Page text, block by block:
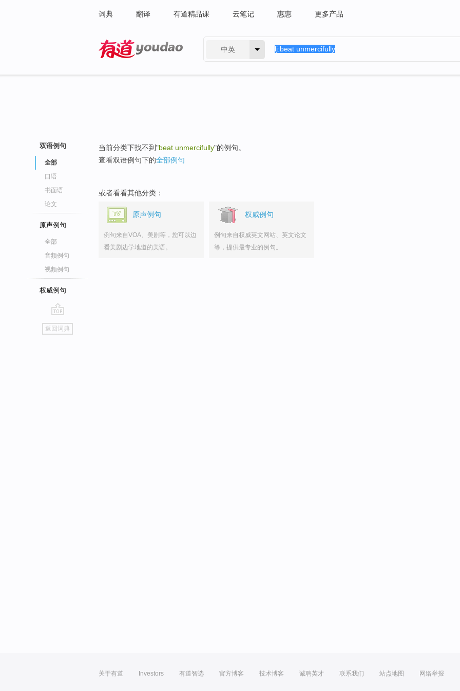
词典 翻译 有道精品课 云笔记 惠惠 更多产品
中英
双语例句
全部
口语
书面语
论文
原声例句
全部
音频例句
视频例句
权威例句
go
top
返回词典
当前分类下找不到"beat unmercifully"的例句。
查看双语例句下的全部例句
或者看看其他分类：
原声例句
例句来自VOA、美剧等，您可以边
看美剧边学地道的美语。
权威例句
例句来自权威英文网站、英文论文
等，提供最专业的例句。
关于有道 Investors 有道智选 官方博客 技术博客 诚聘英才 联系我们 站点地图 网络举报